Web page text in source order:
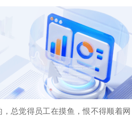
总觉得员工在摸鱼，恨不得顺着网